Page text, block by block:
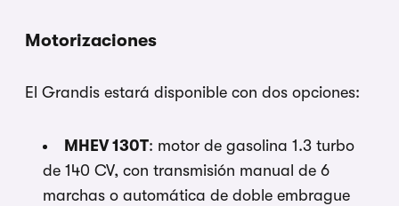
Motorizaciones
El Grandis estará disponible con dos opciones:
MHEV 130T: motor de gasolina 1.3 turbo
de 140 CV, con transmisión manual de 6
marchas o automática de doble embrague